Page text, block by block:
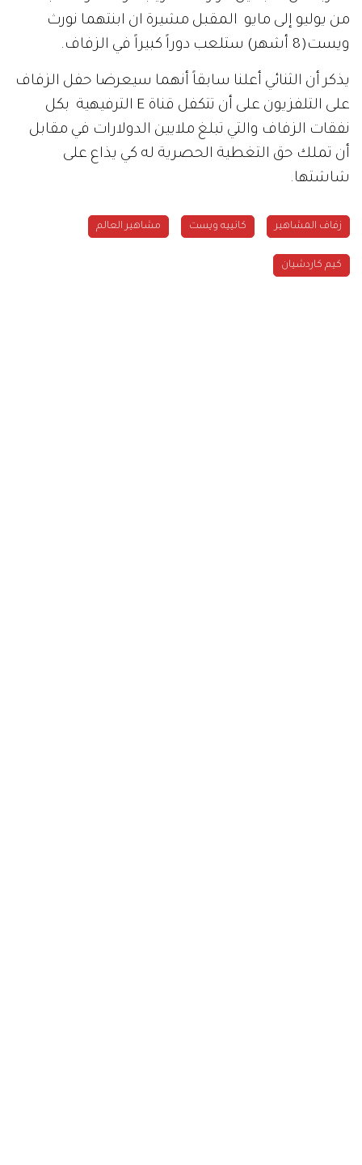
من يوليو إلى مايو المقبل مشيرة ان ابنتهما نورث
ويست(8 أشهر) ستلعب دوراً كبيراً في الزفاف.
يذكر أن الثنائي أعلنا سابقاً أنهما سيعرضا حفل الزفاف
على التلفزيون على أن تتكفل قناة E الترفيهية بكل
نفقات الزفاف والتي تبلغ ملايين الدولارات في مقابل
أن تملك حق التغطية الحصرية له كي يذاع على
شاشتها.
زفاف المشاهير كانييه ويست مشاهير العالم
كيم كاردشيان